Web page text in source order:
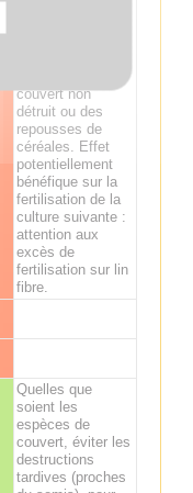
couvert non
détruit ou des
repousses de
céréales. Effet
potentiellement
bénéfique sur la
fertilisation de la
culture suivante :
attention aux
excès de
fertilisation sur lin
fibre.
Quelles que
soient les
espèces de
couvert, éviter les
destructions
tardives (proches